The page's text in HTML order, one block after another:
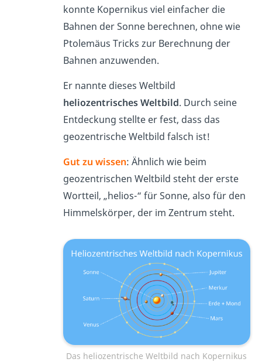
konnte Kopernikus viel einfacher die
Bahnen der Sonne berechnen, ohne wie
Ptolemäus Tricks zur Berechnung der
Bahnen anzuwenden.
Er nannte dieses Weltbild
heliozentrisches Weltbild. Durch seine
Entdeckung stellte er fest, dass das
geozentrische Weltbild falsch ist!
Gut zu wissen: Ähnlich wie beim
geozentrischen Weltbild steht der erste
Wortteil, „helios-“ für Sonne, also für den
Himmelskörper, der im Zentrum steht.
Das heliozentrische Weltbild nach Kopernikus